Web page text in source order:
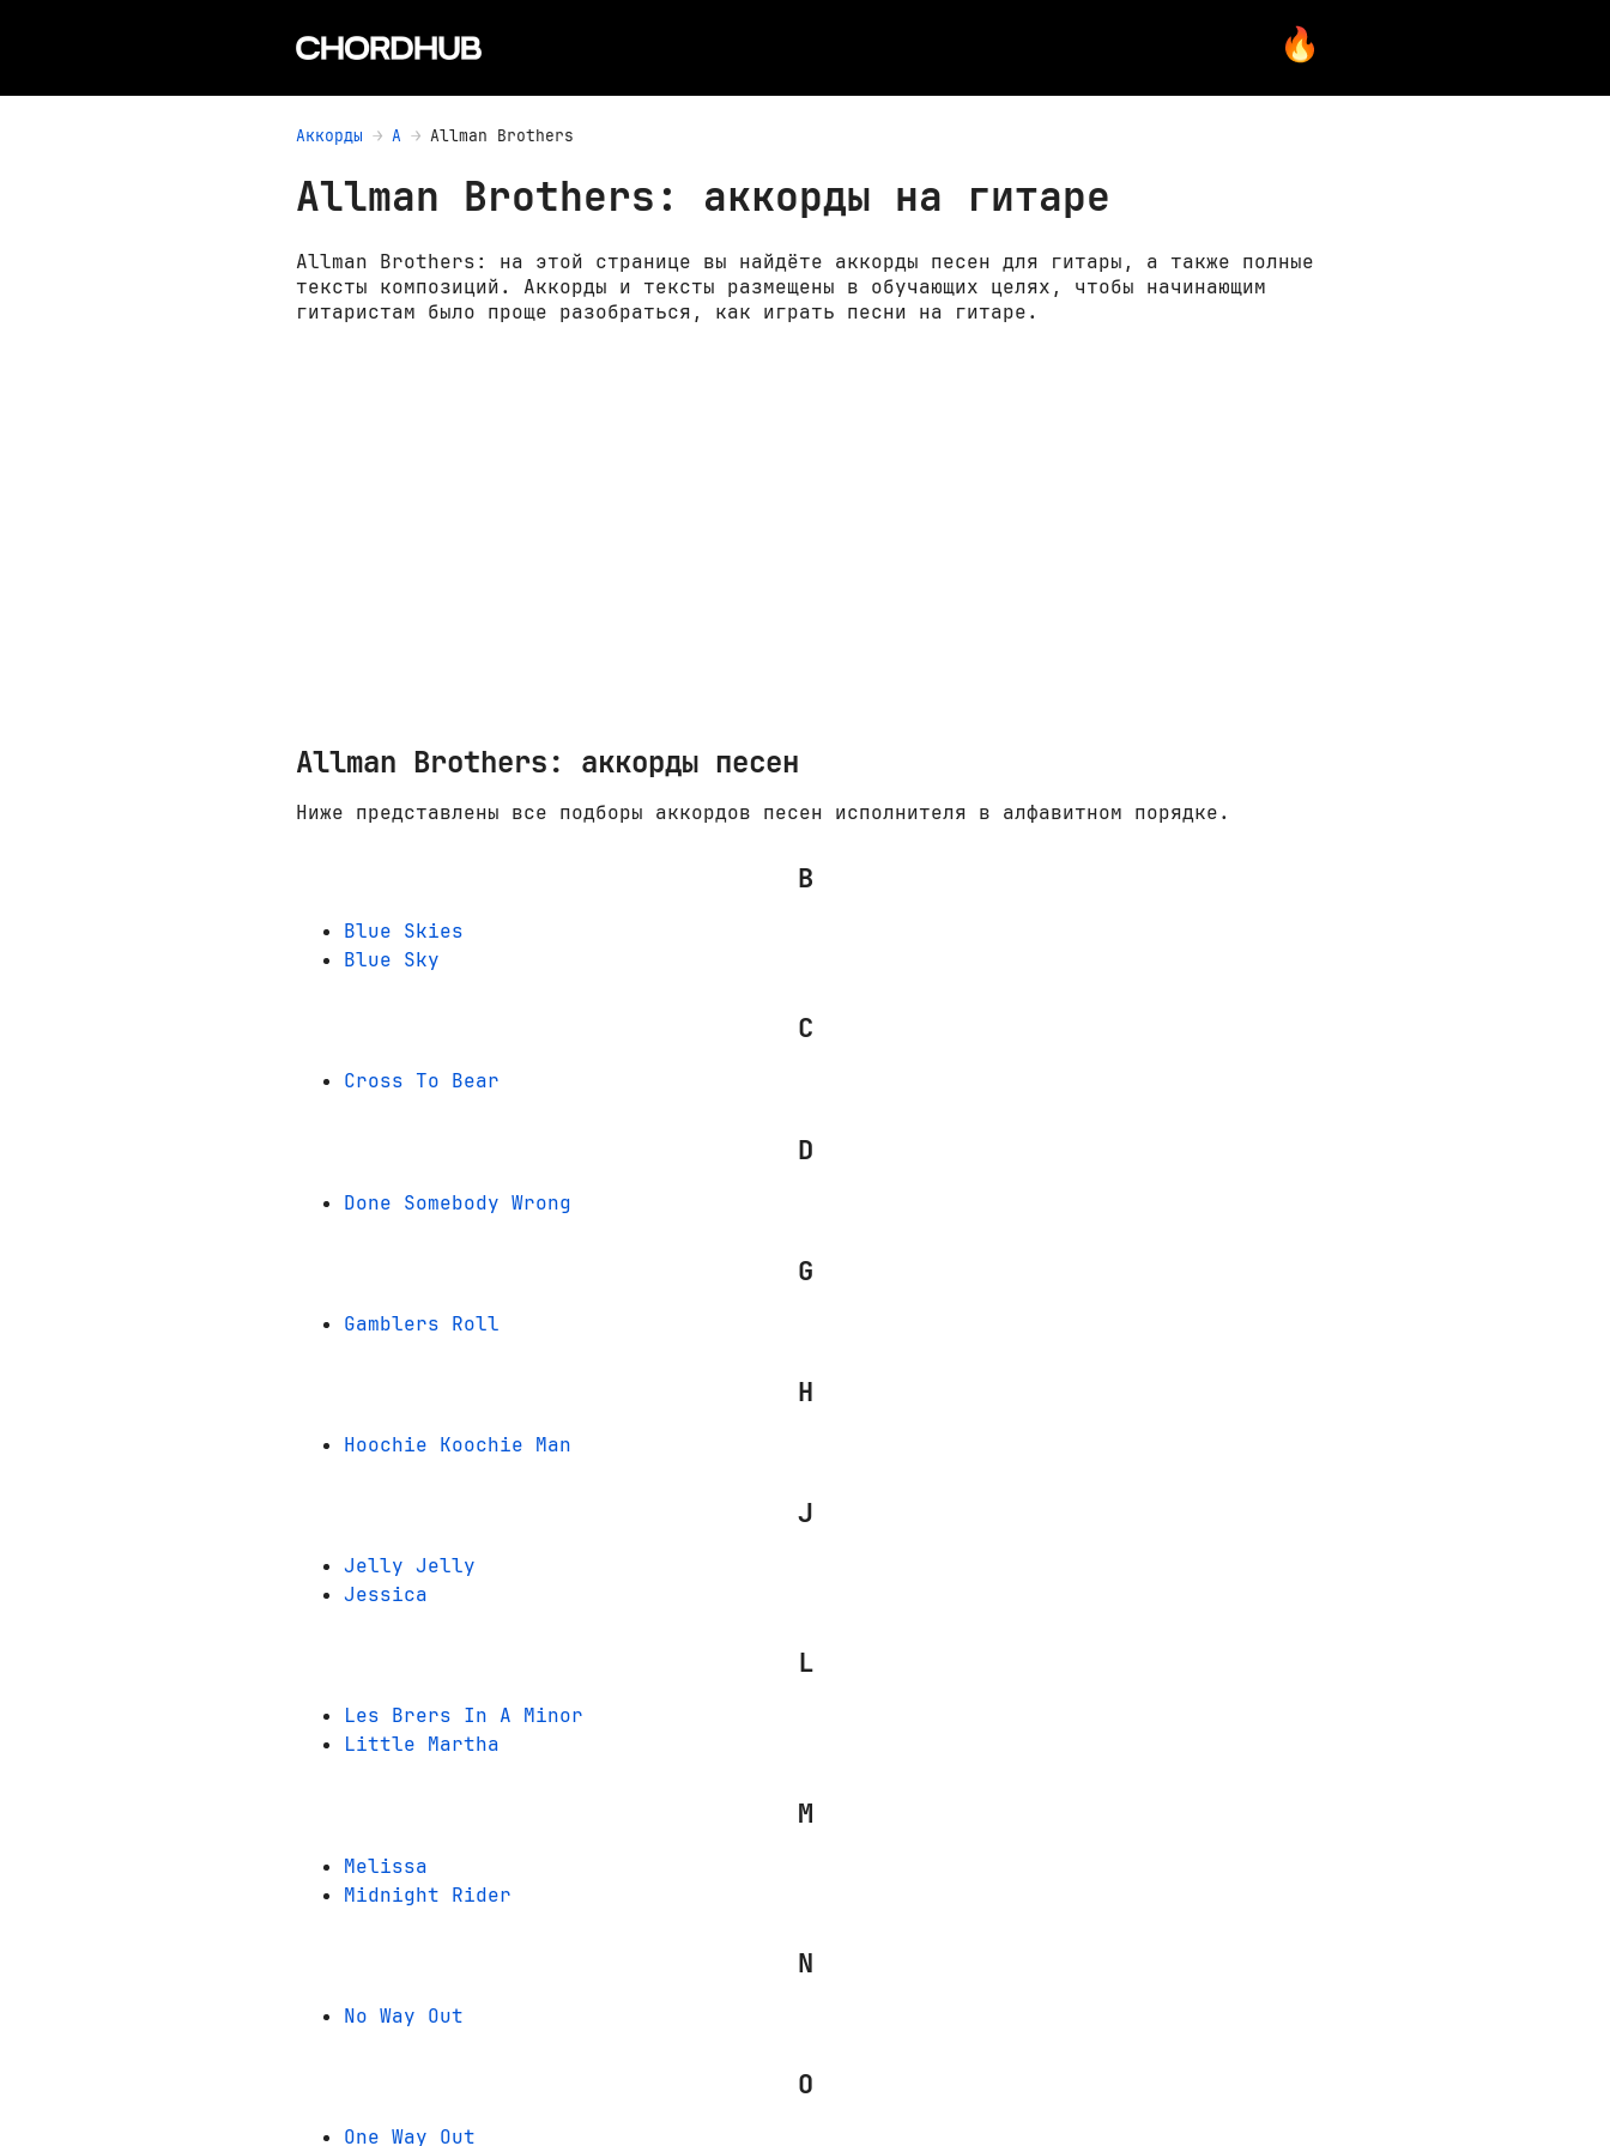
Аккорды A Allman Brothers
Allman Brothers: аккорды на гитаре
Allman Brothers: на этой странице вы найдёте аккорды песен для гитары, а также полные
тексты композиций. Аккорды и тексты размещены в обучающих целях, чтобы начинающим
гитаристам было проще разобраться, как играть песни на гитаре.
Allman Brothers: аккорды песен
Ниже представлены все подборы аккордов песен исполнителя в алфавитном порядке.
B
Blue Skies
Blue Sky
C
Cross To Bear
D
Done Somebody Wrong
G
Gamblers Roll
H
Hoochie Koochie Man
J
Jelly Jelly
Jessica
L
Les Brers In A Minor
Little Martha
M
Melissa
Midnight Rider
N
No Way Out
O
One Way Out